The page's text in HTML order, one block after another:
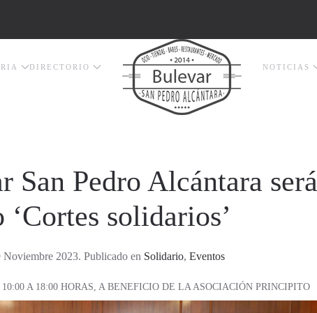
DIRECTORIO NOTICIAS
San Pedro Alcántara será
solidarios’
Noviembre 2023. Publicado en Solidario, Eventos
A 18:00 HORAS, A BENEFICIO DE LA ASOCIACIÓN PRINCIPITO